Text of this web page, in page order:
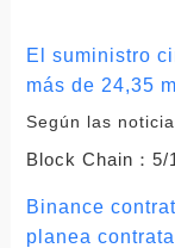
El suministro
más de 24,35
Según las
Block Chain： 5/
Binance
planea